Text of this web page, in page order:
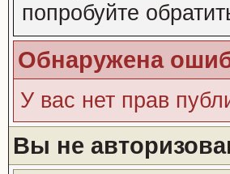
попробуйте
Обнаружена
У вас нет прав
Вы не